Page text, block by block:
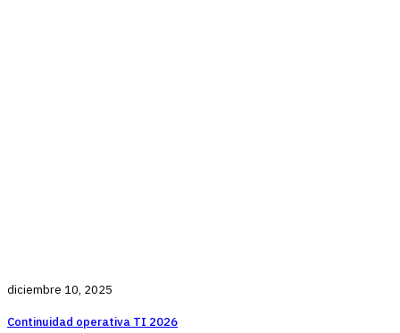
diciembre 10, 2025
Continuidad operativa TI 2026